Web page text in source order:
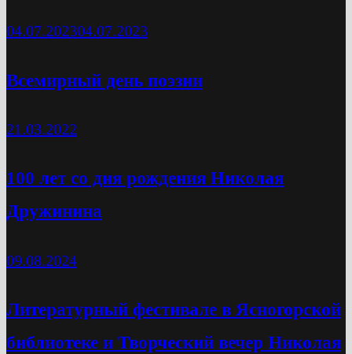
04.07.202304.07.2023
Всемирный день поэзии
21.03.2022
100 лет со дня рождения Николая
Дружинина
09.08.2024
Литературный фестивале в Ясногорской
библиотеке и Творческий вечер Николая